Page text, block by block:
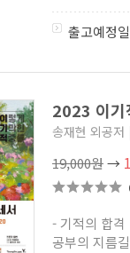
출고예정
2023 이기
송재현 외공저
19,000원→
- 기적의 합격
공부의 지름